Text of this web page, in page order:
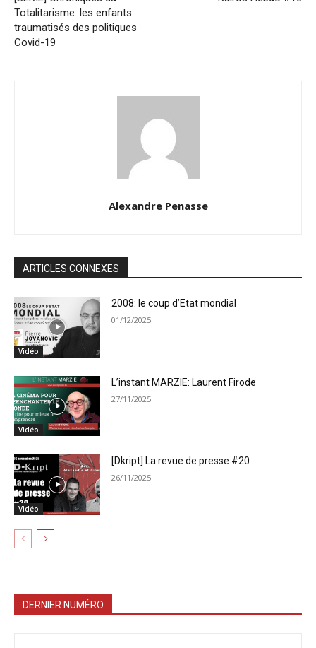
Totalitarisme: les enfants
traumatisés des politiques
Covid-19
Alexandre Penasse
ARTICLES CONNEXES
Vidéo
2008: le coup d’Etat mondial
01/12/2025
Vidéo
L’instant MARZIE: Laurent Firode
27/11/2025
Vidéo
[Dkript] La revue de presse #20
26/11/2025
DERNIER NUMÉRO